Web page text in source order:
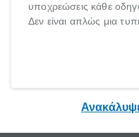
υποχρεώσεις κάθε
Δεν είναι απλώς μια
οδηγών και του